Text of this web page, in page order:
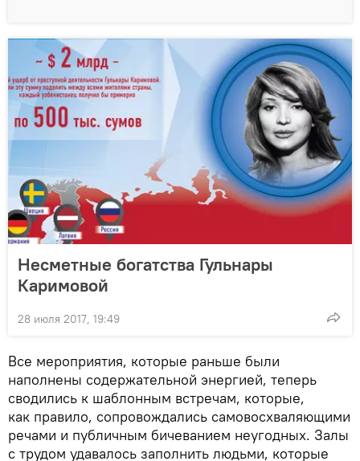
Несметные богатства Гульнары
Каримовой
28 июля 2017, 19:49
Все мероприятия, которые раньше были
наполнены содержательной энергией, теперь
сводились к шаблонным встречам, которые,
как правило, сопровождались самовосхваляющими
речами и публичным бичеванием неугодных. Залы
с трудом удавалось заполнить людьми, которые